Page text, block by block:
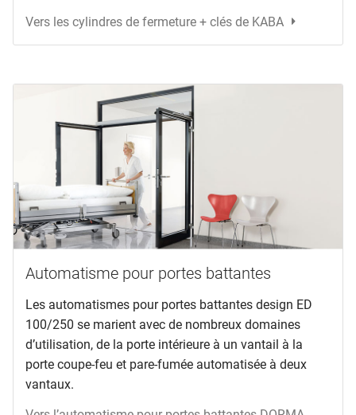
Vers les cylindres de fermeture + clés de KABA
Automatisme pour portes battantes
Les automatismes pour portes battantes design ED
100/250 se marient avec de nombreux domaines
d’utilisation, de la porte intérieure à un vantail à la
porte coupe-feu et pare-fumée automatisée à deux
vantaux.